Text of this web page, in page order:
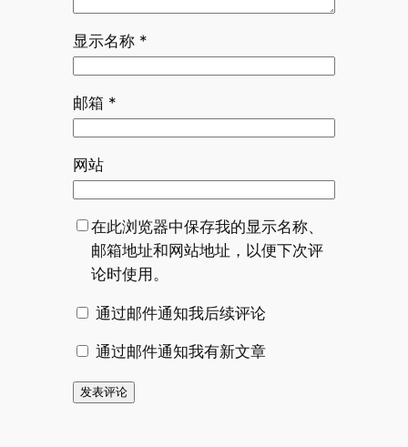
显示名称 *
邮箱 *
网站
在此浏览器中保存我的显示名称、
邮箱地址和网站地址，以便下次评
论时使用。
通过邮件通知我后续评论
通过邮件通知我有新文章